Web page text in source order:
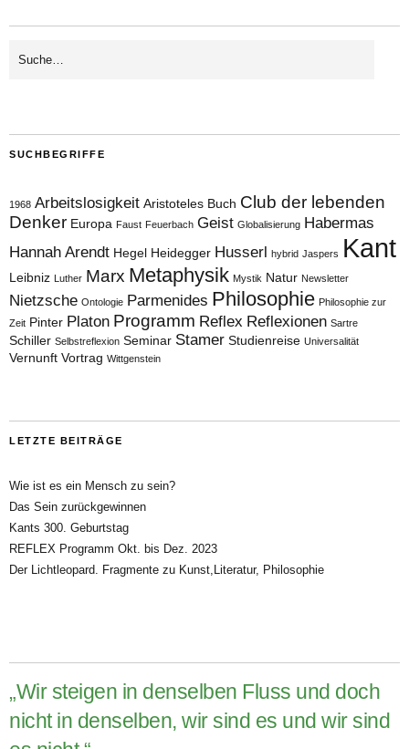
SUCHBEGRIFFE
1968 Arbeitslosigkeit Aristoteles Buch Club der lebenden
Denker Europa Faust Feuerbach Geist Globalisierung Habermas
Hannah Arendt Hegel Heidegger Husserl hybrid Jaspers Kant
Leibniz Luther Marx Metaphysik Mystik Natur Newsletter
Nietzsche Ontologie Parmenides Philosophie Philosophie zur
Zeit Pinter Platon Programm Reflex Reflexionen Sartre
Schiller Selbstreflexion Seminar Stamer Studienreise Universalität
Vernunft Vortrag Wittgenstein
LETZTE BEITRÄGE
Wie ist es ein Mensch zu sein?
Das Sein zurückgewinnen
Kants 300. Geburtstag
REFLEX Programm Okt. bis Dez. 2023
Der Lichtleopard. Fragmente zu Kunst,Literatur, Philosophie
„Wir steigen in denselben Fluss und doch
nicht in denselben, wir sind es und wir sind